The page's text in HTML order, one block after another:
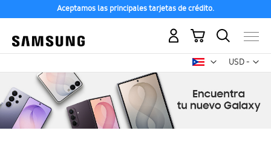
Aceptamos las principales tarjetas de crédito.
USD -
dólar
Mi carrito